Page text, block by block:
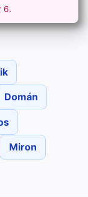
6.
Domán
Miron